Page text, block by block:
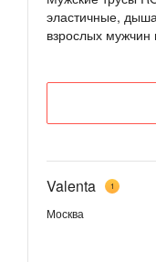
эластичные,
взрослых мужчин
Valenta 1
Москва